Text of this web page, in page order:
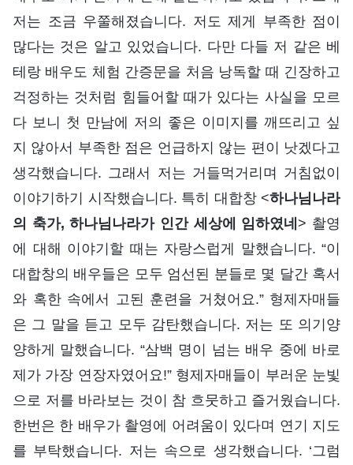
저는 조금 우쭐해졌습니다. 저도 제게 부족한 점이
많다는 것은 알고 있었습니다. 다만 다들 저 같은 베
테랑 배우도 체험 간증문을 처음 낭독할 때 긴장하고
걱정하는 것처럼 힘들어할 때가 있다는 사실을 모르
다 보니 첫 만남에 저의 좋은 이미지를 깨뜨리고 싶
지 않아서 부족한 점은 언급하지 않는 편이 낫겠다고
생각했습니다. 그래서 저는 거들먹거리며 거침없이
이야기하기 시작했습니다. 특히 대합창 <하나님나라
의 축가, 하나님나라가 인간 세상에 임하였네 > 촬영
에 대해 이야기할 때는 자랑스럽게 말했습니다. “이
대합창의 배우들은 모두 엄선된 분들로 몇 달간 혹서
와 혹한 속에서 고된 훈련을 거쳤어요.” 형제자매들
은 그 말을 듣고 모두 감탄했습니다. 저는 또 의기양
양하게 말했습니다. “삼백 명이 넘는 배우 중에 바로
제가 가장 연장자였어요!” 형제자매들이 부러운 눈빛
으로 저를 바라보는 것이 참 흐뭇하고 즐거웠습니다.
한번은 한 배우가 촬영에 어려움이 있다며 연기 지도
를 부탁했습니다. 저는 속으로 생각했습니다. ‘그럼